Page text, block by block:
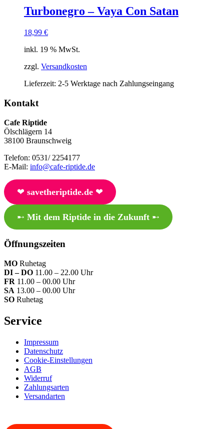
Turbonegro – Vaya Con Satan
18,99 €
inkl. 19 % MwSt.
zzgl. Versandkosten
Lieferzeit: 2-5 Werktage nach Zahlungseingang
Kontakt
Cafe Riptide
Ölschlägern 14
38100 Braunschweig
Telefon: 0531/ 2254177
E-Mail: info@cafe-riptide.de
❤︎ savetheriptide.de❤︎
➸ Mit dem Riptide in die Zukunft➸
Öffnungszeiten
MO Ruhetag
DI – DO 11.00 – 22.00 Uhr
FR 11.00 – 00.00 Uhr
SA 13.00 – 00.00 Uhr
SO Ruhetag
Service
Impressum
Datenschutz
Cookie-Einstellungen
AGB
Widerruf
Zahlungsarten
Versandarten